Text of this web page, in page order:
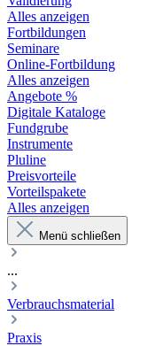
Alles anzeigen
Fortbildungen
Seminare
Online-Fortbildung
Alles anzeigen
Angebote %
Digitale Kataloge
Fundgrube
Instrumente
Pluline
Preisvorteile
Vorteilspakete
Alles anzeigen
Menü schließen
...
Verbrauchsmaterial
Praxis